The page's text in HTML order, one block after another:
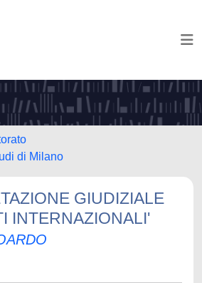
di Milano
GIUDIZIALE
INTERNAZIONALI'